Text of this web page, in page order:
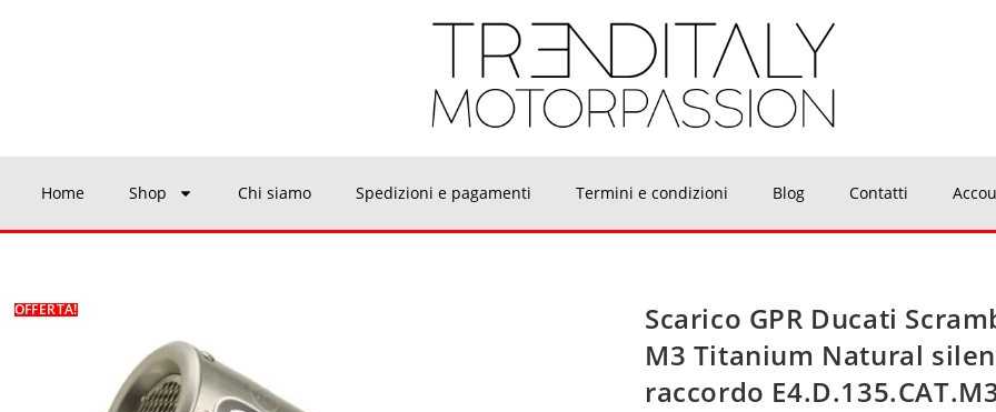
Home Shop Chi siamo Spedizioni e pagamenti Termini e condizioni Blog Contatti
OFFERTA!
Scarico GPR Ducati
M3 Titanium Natural
raccordo